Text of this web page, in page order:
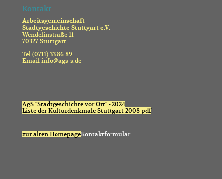
Kontakt
Arbeitsgemeinschaft
Stadtgeschichte Stuttgart e.V.
Wendelinstraße 11
70327 Stuttgart
-------------------
Tel (0711) 33 86 89
Email info@ags-s.de
AgS "Stadtgeschichte vor Ort" - 2024
Liste der Kulturdenkmale Stuttgart 2008 pdf
zur alten HomepageKontaktformular